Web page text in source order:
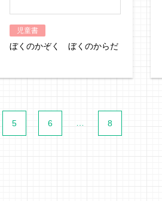
児童書
ぼくのかぞく ぼくのからだ
5 6 8